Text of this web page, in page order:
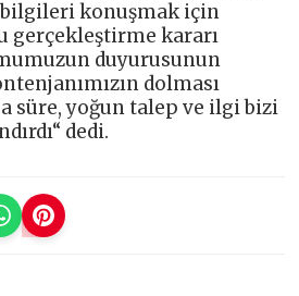
konuşmak için
gerçekleştirme kararı
duyurusunun
dolması
süre, yoğun talep ve ilgi bizi
dedi.